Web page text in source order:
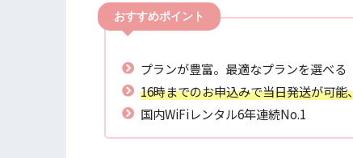
おすすめポイント
プランが豊富。最適なプランを選べる
16時までのお申込みで当日発送が可能
国内WiFiレンタル6年連続No.1